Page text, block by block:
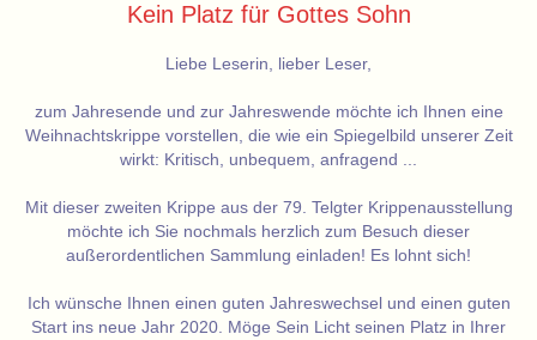
Kein Platz für Gottes Sohn
Liebe Leserin, lieber Leser,
zum Jahresende und zur Jahreswende möchte ich Ihnen eine
Weihnachtskrippe vorstellen, die wie ein Spiegelbild unserer Zeit
wirkt: Kritisch, unbequem, anfragend ...
Mit dieser zweiten Krippe aus der 79. Telgter Krippenausstellung
möchte ich Sie nochmals herzlich zum Besuch dieser
außerordentlichen Sammlung einladen! Es lohnt sich!
Ich wünsche Ihnen einen guten Jahreswechsel und einen guten
Start ins neue Jahr 2020. Möge Sein Licht seinen Platz in Ihrer